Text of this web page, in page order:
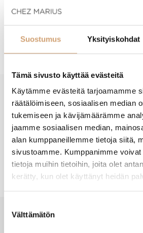
Suostumus Yksityiskohdat
Tämä sivusto käyttää evästeitä
Käytämme evästeitä tarjoamamme
räätälöimiseen, sosiaalisen median
tukemiseen ja kävijämäärämme
jaamme sosiaalisen median,
alan kumppaneillemme tietoja siitä,
sivustoamme. Kumppanimme
tietoja muihin tietoihin, joita olet
kerätty, kun olet käyttänyt heidän
valinta
Välttämätön
Tuotekuvaus
- Tuotteesta ei ole vielä
New content loaded